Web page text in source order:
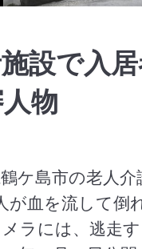
設で入
物
ケ島市の老人
が血を流して倒
ラには、逃走